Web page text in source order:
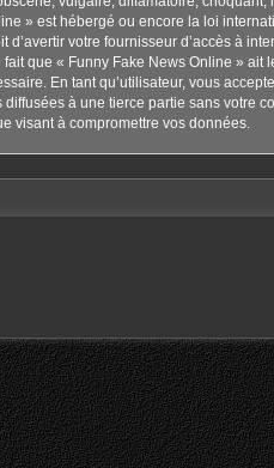
» est hébergé ou encore la loi
votre fournisseur d’accès à
que « Funny Fake News Online »
En tant qu’utilisateur, vous
à une tierce partie sans votre
visant à compromettre vos données.